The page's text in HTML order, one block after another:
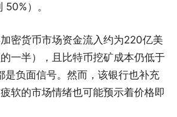
）。
密货币市场资金流入约为220亿美
一半），且比特币挖矿成本仍低于
是负面信号。然而，该银行也补充
软的市场情绪也可能预示着价格即